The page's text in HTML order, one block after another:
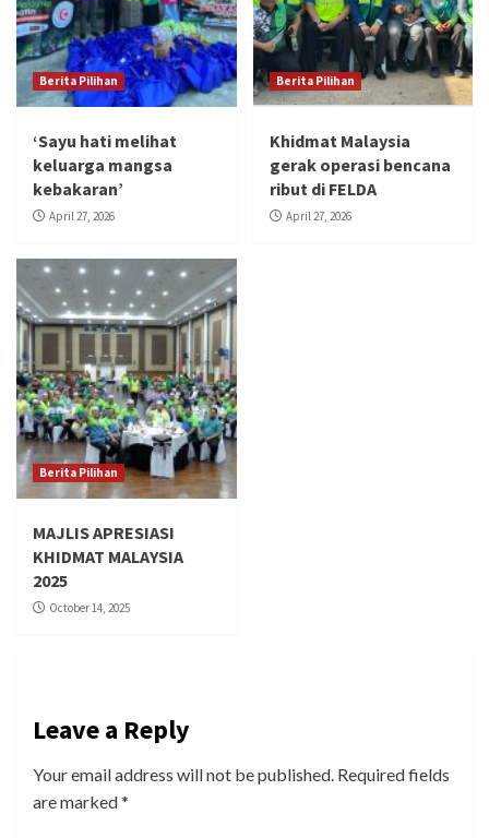
Berita Pilihan
‘Sayu hati melihat
keluarga mangsa
kebakaran’
April 27, 2026
Berita Pilihan
Khidmat Malaysia
gerak operasi bencana
ribut di FELDA
April 27, 2026
Berita Pilihan
MAJLIS APRESIASI
KHIDMAT MALAYSIA
2025
October 14, 2025
Leave a Reply
Your email address will not be published. Required fields
are marked*